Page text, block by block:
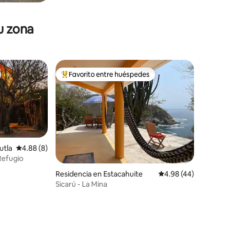
zona
Calificación promedio: 4.88 de 5; 8 evaluaciones
4.88 (8)
De los mejores en Favorito entre huéspedes
Favorito entre huéspedes
Residencia en Estacahuite Calificación
4.98 (44)
Sicarú - La Mina